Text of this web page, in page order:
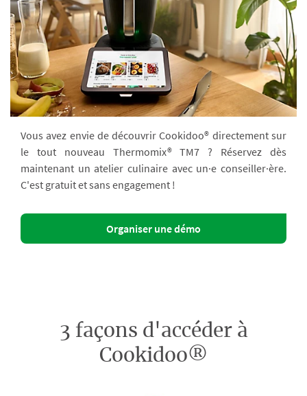
Vous avez envie de découvrir Cookidoo® directement sur
le tout nouveau Thermomix® TM7 ? Réservez dès
maintenant un atelier culinaire avec un·e conseiller·ère.
C'est gratuit et sans engagement !
Organiser une démo
3 façons d'accéder à
Cookidoo®